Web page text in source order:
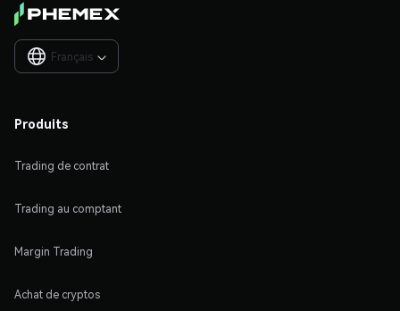
Français 
Produits
Trading de contrat
Trading au comptant
Margin Trading
Achat de cryptos